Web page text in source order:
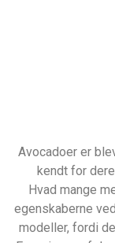
Avocadoer er
kendt for
Hvad mange
egenskaberne
modeller, fordi